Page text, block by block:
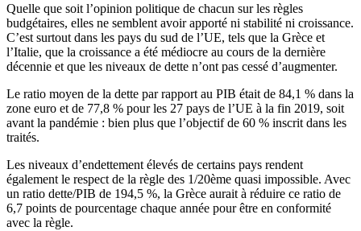
Quelle que soit l’opinion politique de chacun sur les règles
budgétaires, elles ne semblent avoir apporté ni stabilité ni croissance.
C’est surtout dans les pays du sud de l’UE, tels que la Grèce et
l’Italie, que la croissance a été médiocre au cours de la dernière
décennie et que les niveaux de dette n’ont pas cessé d’augmenter.
Le ratio moyen de la dette par rapport au PIB était de 84,1 % dans la
zone euro et de 77,8 % pour les 27 pays de l’UE à la fin 2019, soit
avant la pandémie : bien plus que l’objectif de 60 % inscrit dans les
traités.
Les niveaux d’endettement élevés de certains pays rendent
également le respect de la règle des 1/20ème quasi impossible. Avec
un ratio dette/PIB de 194,5 %, la Grèce aurait à réduire ce ratio de
6,7 points de pourcentage chaque année pour être en conformité
avec la règle.